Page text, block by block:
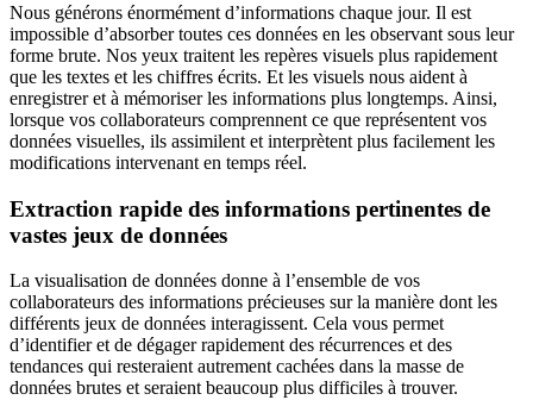
Nous générons énormément d’informations chaque jour. Il est
impossible d’absorber toutes ces données en les observant sous leur
forme brute. Nos yeux traitent les repères visuels plus rapidement
que les textes et les chiffres écrits. Et les visuels nous aident à
enregistrer et à mémoriser les informations plus longtemps. Ainsi,
lorsque vos collaborateurs comprennent ce que représentent vos
données visuelles, ils assimilent et interprètent plus facilement les
modifications intervenant en temps réel.
Extraction rapide des informations pertinentes de
vastes jeux de données
La visualisation de données donne à l’ensemble de vos
collaborateurs des informations précieuses sur la manière dont les
différents jeux de données interagissent. Cela vous permet
d’identifier et de dégager rapidement des récurrences et des
tendances qui resteraient autrement cachées dans la masse de
données brutes et seraient beaucoup plus difficiles à trouver.